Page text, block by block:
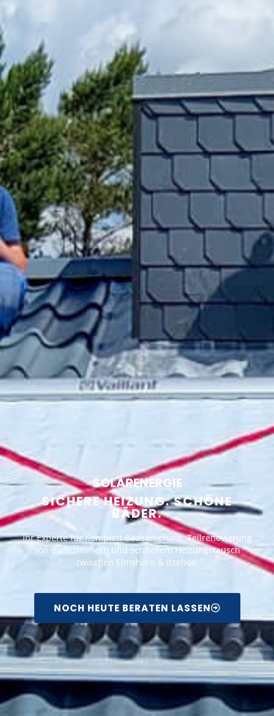
SOLARENERGIE
SICHERE HEIZUNG. SCHÖNE
BÄDER.
Ihr Experte für Komplett Badsanierung, Teilrenovierung
von Badezimmern und schnellem Heizungstausch
zwischen Elmshorn & Itzehoe.
NOCH HEUTE BERATEN LASSEN